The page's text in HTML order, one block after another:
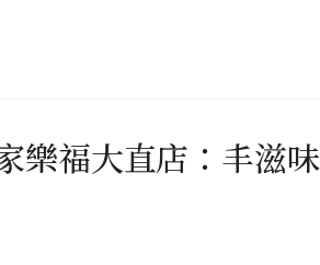
樂福大直店：丰滋